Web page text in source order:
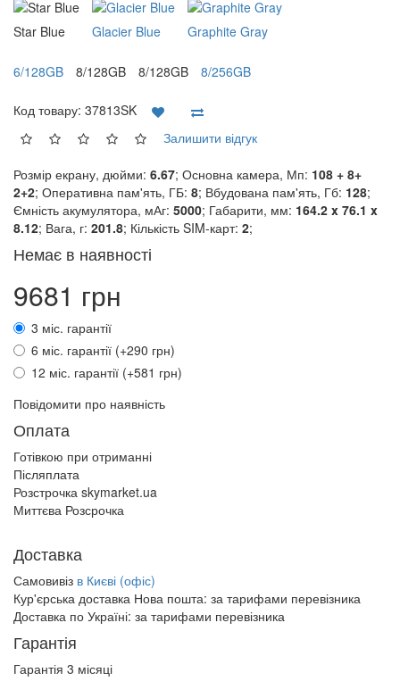
Star Blue Glacier Blue Graphite Gray
6/128GB 8/128GB 8/128GB 8/256GB
Код товару: 37813SK
Залишити відгук
Розмір екрану, дюйми: 6.67; Основна камера, Мп: 108 + 8+
2+2; Оперативна пам'ять, ГБ: 8; Вбудована пам'ять, Гб: 128;
Ємність акумулятора, мАг: 5000; Габарити, мм: 164.2 x 76.1 x
8.12; Вага, г: 201.8; Кількість SIM-карт: 2;
Немає в наявності
9681 грн
3 міс. гарантії
6 міс. гарантії (+290 грн)
12 міс. гарантії (+581 грн)
Повідомити про наявність
Оплата
Готівкою при отриманні
Післяплата
Розстрочка skymarket.ua
Миттєва Розсрочка
Доставка
Самовивіз в Києві (офіс)
Кур'єрська доставка Нова пошта: за тарифами перевізника
Доставка по Україні: за тарифами перевізника
Гарантія
Гарантія 3 місяці